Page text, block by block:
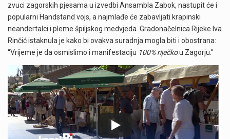
zvuci zagorskih pjesama u izvedbi Ansambla Zabok, nastupit će i
popularni Handstand vojs, a najmlađe će zabavljati krapinski
neandertalci i pleme špiljskog medvjeda. Gradonačelnica Rijeke Iva
Rinčić istaknula je kako bi ovakva suradnja mogla biti i obostrana:
“Vrijeme je da osmislimo i manifestaciju 100% riječkou Zagorju.”